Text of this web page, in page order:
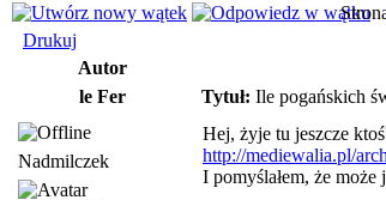
Drukuj
Autor
le Fer
Tytuł: Ile pogańskich
Nadmilczek
Hej, żyje tu jeszcze
http://mediewalia.pl/
I pomyślałem, że może